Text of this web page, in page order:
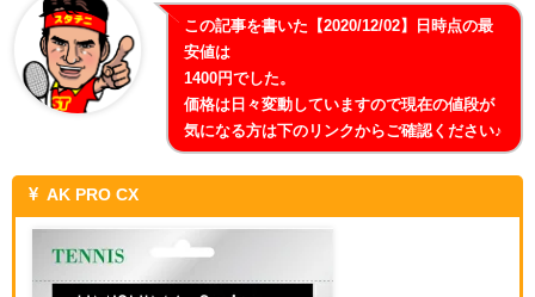
この記事を書いた【2020/12/02】日時点の最
安値は
1400円でした。
価格は日々変動していますので現在の値段が
気になる方は下のリンクからご確認ください♪
AK PRO CX